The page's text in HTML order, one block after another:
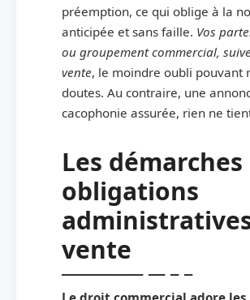
préemption, ce qui oblige à la
anticipée et sans faille. Vos
ou groupement commercial,
vente, le moindre oubli pouvant
doutes. Au contraire, une
cacophonie assurée, rien ne
Les
obligations
vente